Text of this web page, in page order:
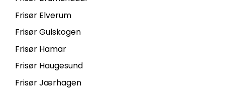
Frisør Elverum
Frisør Gulskogen
Frisør Hamar
Frisør Haugesund
Frisør Jærhagen